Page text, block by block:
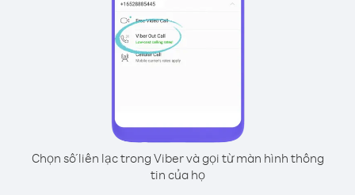
Chọn số liên lạc trong Viber và gọi từ màn hình thông
tin của họ